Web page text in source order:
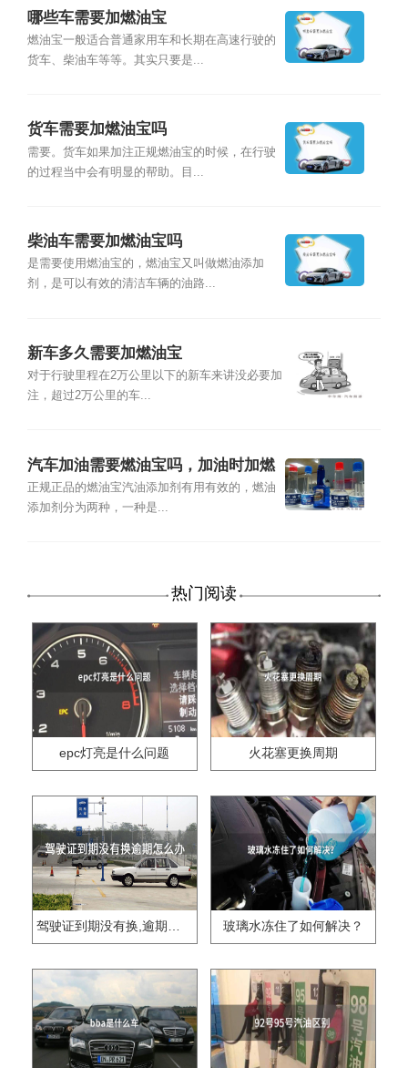
哪些车需要加燃油宝
燃油宝一般适合普通家用车和长期在高速行驶的
货车、柴油车等等。其实只要是...
货车需要加燃油宝吗
需要。货车如果加注正规燃油宝的时候，在行驶
的过程当中会有明显的帮助。目...
柴油车需要加燃油宝吗
是需要使用燃油宝的，燃油宝又叫做燃油添加
剂，是可以有效的清洁车辆的油路...
新车多久需要加燃油宝
对于行驶里程在2万公里以下的新车来讲没必要加
注，超过2万公里的车...
汽车加油需要燃油宝吗，加油时加燃
油宝好吗
正规正品的燃油宝汽油添加剂有用有效的，燃油
添加剂分为两种，一种是...
热门阅读
epc灯亮是什么问题 火花塞更换周期
驾驶证到期没有换,逾期怎么办?? 玻璃水冻住了如何解决？